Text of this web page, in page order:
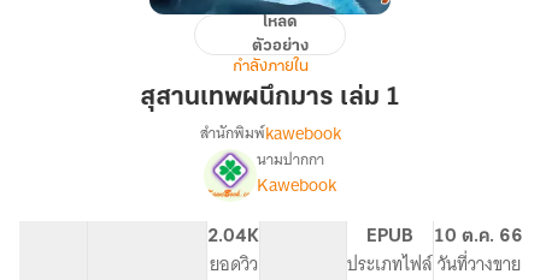
สุสาน
ผนึก
มาร
โหลด
ตัวอย่าง
กำลังภายใน
สุสานเทพผนึกมาร เล่ม 1
เรื่อง [นิยาย
แปล]
สำนักพิมพ์kawebook
นามปากกา
Kawebook
2.04K
ยอดวิว
EPUB
ประเภทไฟล์
10 ต.ค. 66
วันที่วางขาย